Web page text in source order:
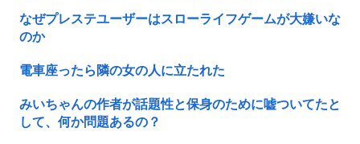
なぜプレステユーザーはスローライフゲームが大嫌いな
のか
電車座ったら隣の女の人に立たれた
みいちゃんの作者が話題性と保身のために嘘ついてたと
して、何か問題あるの？